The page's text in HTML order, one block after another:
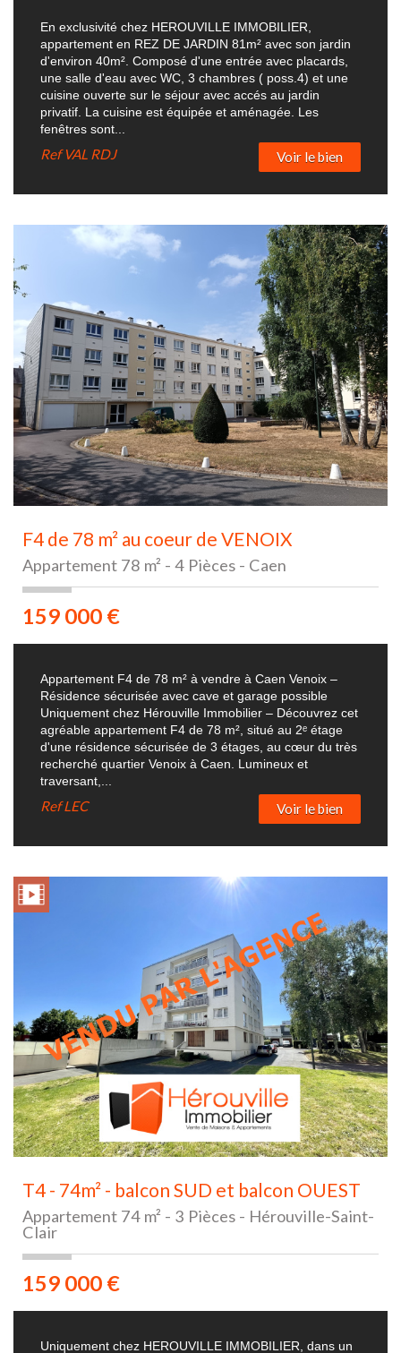
En exclusivité chez HEROUVILLE IMMOBILIER,
appartement en REZ DE JARDIN 81m² avec son jardin
d'environ 40m². Composé d'une entrée avec placards,
une salle d'eau avec WC, 3 chambres ( poss.4) et une
cuisine ouverte sur le séjour avec accés au jardin
privatif. La cuisine est équipée et aménagée. Les
fenêtres sont...
RefVAL RDJ Voir le bien
F4 de 78 m² au coeur de VENOIX
Appartement 78 m² - 4 Pièces - Caen
159 000 €
Appartement F4 de 78 m² à vendre à Caen Venoix –
Résidence sécurisée avec cave et garage possible
Uniquement chez Hérouville Immobilier – Découvrez cet
agréable appartement F4 de 78 m², situé au 2ᵉ étage
d'une résidence sécurisée de 3 étages, au cœur du très
recherché quartier Venoix à Caen. Lumineux et
traversant,...
RefLEC Voir le bien
T4 - 74m² - balcon SUD et balcon OUEST
Appartement 74 m² - 3 Pièces - Hérouville-Saint-
Clair
159 000 €
Uniquement chez HEROUVILLE IMMOBILIER, dans un